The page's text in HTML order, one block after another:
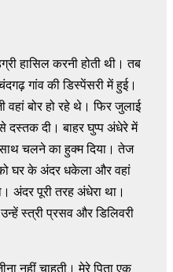
हासिल करनी होती थी। तब
गांव की डिस्पेंसरी में हुई।
बोर हो रहे थे। फिर जुलाई
दस्तक दी। बाहर घुप्प अंधेरे में
चलने का हुक्म दिया। तेज
घर के अंदर धकेला और वहां
अंदर पूरी तरह अंधेरा था।
स्त्री प्रसव और डिलिवरी
नहीं चाहती। मेरे पिता एक